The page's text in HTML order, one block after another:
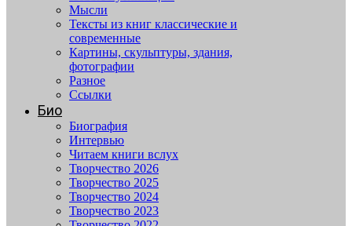
Мысли
Тексты из книг классические и
современные
Картины, скульптуры, здания,
фотографии
Разное
Ссылки
Био
Биография
Интервью
Читаем книги вслух
Творчество 2026
Творчество 2025
Творчество 2024
Творчество 2023